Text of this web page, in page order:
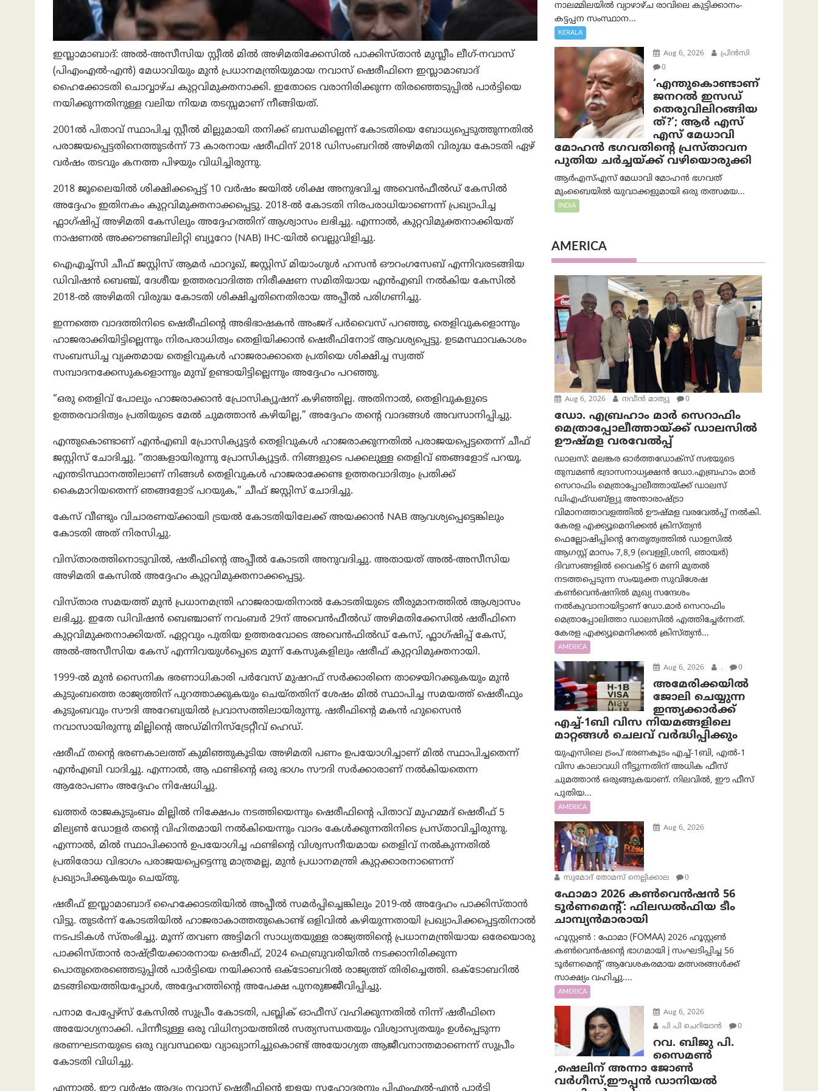
ഇസ്ലാമാബാദ്: അൽ-അസീസിയ സ്റ്റീൽ മിൽ അഴിമതിക്കേസിൽ പാക്കിസ്താന്‍ മുസ്ലീം ലീഗ്-നവാസ്
(പിഎംഎൽ-എൻ) മേധാവിയും മുൻ പ്രധാനമന്ത്രിയുമായ നവാസ് ഷെരീഫിനെ ഇസ്ലാമാബാദ്
ഹൈക്കോടതി ചൊവ്വാഴ്ച കുറ്റവിമുക്തനാക്കി. ഇതോടെ വരാനിരിക്കുന്ന തിരഞ്ഞെടുപ്പിൽ പാർട്ടിയെ
നയിക്കുന്നതിനുള്ള വലിയ നിയമ തടസ്സമാണ് നീങ്ങിയത്.
2001ൽ പിതാവ് സ്ഥാപിച്ച സ്റ്റീൽ മില്ലുമായി തനിക്ക് ബന്ധമില്ലെന്ന് കോടതിയെ ബോധ്യപ്പെടുത്തുന്നതിൽ
പരാജയപ്പെട്ടതിനെത്തുടർന്ന് 73 കാരനായ ഷരീഫിന് 2018 ഡിസംബറിൽ അഴിമതി വിരുദ്ധ കോടതി ഏഴ്
വർഷം തടവും കനത്ത പിഴയും വിധിച്ചിരുന്നു.
2018 ജൂലൈയിൽ ശിക്ഷിക്കപ്പെട്ട് 10 വർഷം ജയിൽ ശിക്ഷ അനുഭവിച്ച അവെൻഫീൽഡ് കേസിൽ
അദ്ദേഹം ഇതിനകം കുറ്റവിമുക്തനാക്കപ്പെട്ടു. 2018-ൽ കോടതി നിരപരാധിയാണെന്ന് പ്രഖ്യാപിച്ച
ഫ്ലാഗ്ഷിപ്പ് അഴിമതി കേസിലും അദ്ദേഹത്തിന് ആശ്വാസം ലഭിച്ചു. എന്നാൽ, കുറ്റവിമുക്തനാക്കിയത്
നാഷണൽ അക്കൗണ്ടബിലിറ്റി ബ്യൂറോ (NAB) IHC-യിൽ വെല്ലുവിളിച്ചു.
ഐഎച്ച്‌സി ചീഫ് ജസ്റ്റിസ് ആമർ ഫാറൂഖ്, ജസ്റ്റിസ് മിയാംഗുൾ ഹസൻ ഔറംഗസേബ് എന്നിവരടങ്ങിയ
ഡിവിഷൻ ബെഞ്ച്, ദേശീയ ഉത്തരവാദിത്ത നിരീക്ഷണ സമിതിയായ എൻഎബി നൽകിയ കേസിൽ
2018-ൽ അഴിമതി വിരുദ്ധ കോടതി ശിക്ഷിച്ചതിനെതിരായ അപ്പീൽ പരിഗണിച്ചു.
ഇന്നത്തെ വാദത്തിനിടെ ഷെരീഫിന്റെ അഭിഭാഷകൻ അംജദ് പർവൈസ് പറഞ്ഞു, തെളിവുകളൊന്നും
ഹാജരാക്കിയിട്ടില്ലെന്നും നിരപരാധിത്വം തെളിയിക്കാൻ ഷെരീഫിനോട് ആവശ്യപ്പെട്ടു. ഉടമസ്ഥാവകാശം
സംബന്ധിച്ച വ്യക്തമായ തെളിവുകൾ ഹാജരാക്കാതെ പ്രതിയെ ശിക്ഷിച്ച സ്വത്ത്
സമ്പാദനക്കേസുകളൊന്നും മുമ്പ് ഉണ്ടായിട്ടില്ലെന്നും അദ്ദേഹം പറഞ്ഞു.
“ഒരു തെളിവ് പോലും ഹാജരാക്കാൻ പ്രോസിക്യൂഷന് കഴിഞ്ഞില്ല. അതിനാൽ, തെളിവുകളുടെ
ഉത്തരവാദിത്വം പ്രതിയുടെ മേൽ ചുമത്താന്‍ കഴിയില്ല,” അദ്ദേഹം തന്റെ വാദങ്ങൾ അവസാനിപ്പിച്ചു.
എന്തുകൊണ്ടാണ് എൻഎബി പ്രോസിക്യൂട്ടർ തെളിവുകള്‍ ഹാജരാക്കുന്നതിൽ പരാജയപ്പെട്ടതെന്ന് ചീഫ്
ജസ്റ്റിസ് ചോദിച്ചു. “താങ്കളായിരുന്നു പ്രോസിക്യൂട്ടർ. നിങ്ങളുടെ പക്കലുള്ള തെളിവ് ഞങ്ങളോട് പറയൂ.
എന്തടിസ്ഥാനത്തിലാണ് നിങ്ങൾ തെളിവുകള്‍ ഹാജരാക്കേണ്ട ഉത്തരവാദിത്വം പ്രതിക്ക്
കൈമാറിയതെന്ന് ഞങ്ങളോട് പറയുക,” ചീഫ് ജസ്റ്റിസ് ചോദിച്ചു.
കേസ് വീണ്ടും വിചാരണയ്ക്കായി ട്രയൽ കോടതിയിലേക്ക് അയക്കാൻ NAB ആവശ്യപ്പെട്ടെങ്കിലും
കോടതി അത് നിരസിച്ചു.
വിസ്താരത്തിനൊടുവിൽ, ഷരീഫിന്റെ അപ്പീൽ കോടതി അനുവദിച്ചു. അതായത് അൽ-അസീസിയ
അഴിമതി കേസിൽ അദ്ദേഹം കുറ്റവിമുക്തനാക്കപ്പെട്ടു.
വിസ്താര സമയത്ത് മുൻ പ്രധാനമന്ത്രി ഹാജരായതിനാൽ കോടതിയുടെ തീരുമാനത്തിൽ ആശ്വാസം
ലഭിച്ചു. ഇതേ ഡിവിഷൻ ബെഞ്ചാണ് നവംബർ 29ന് അവെൻഫീൽഡ് അഴിമതിക്കേസിൽ ഷരീഫിനെ
കുറ്റവിമുക്തനാക്കിയത്. ഏറ്റവും പുതിയ ഉത്തരവോടെ അവെൻഫിൽഡ് കേസ്, ഫ്ലാഗ്ഷിപ്പ് കേസ്,
അൽ-അസീസിയ കേസ് എന്നിവയുൾപ്പെടെ മൂന്ന് കേസുകളിലും ഷരീഫ് കുറ്റവിമുക്തനായി.
1999-ൽ മുൻ സൈനിക ഭരണാധികാരി പർവേസ് മുഷറഫ് സർക്കാരിനെ താഴെയിറക്കുകയും മുൻ
കുടുംബത്തെ രാജ്യത്തിന് പുറത്താക്കുകയും ചെയ്തതിന് ശേഷം മിൽ സ്ഥാപിച്ച സമയത്ത് ഷെരീഫും
കുടുംബവും സൗദി അറേബ്യയിൽ പ്രവാസത്തിലായിരുന്നു. ഷരീഫിന്റെ മകൻ ഹുസൈൻ
നവാസായിരുന്നു മില്ലിന്റെ അഡ്മിനിസ്‌ട്രേറ്റീവ് ഹെഡ്.
ഷരീഫ് തന്റെ ഭരണകാലത്ത് കുമിഞ്ഞുകൂടിയ അഴിമതി പണം ഉപയോഗിച്ചാണ് മിൽ സ്ഥാപിച്ചതെന്ന്
എൻഎബി വാദിച്ചു. എന്നാല്‍, ആ ഫണ്ടിന്റെ ഒരു ഭാഗം സൗദി സർക്കാരാണ് നൽകിയതെന്ന
ആരോപണം അദ്ദേഹം നിഷേധിച്ചു.
ഖത്തർ രാജകുടുംബം മില്ലിൽ നിക്ഷേപം നടത്തിയെന്നും ഷെരീഫിന്റെ പിതാവ് മുഹമ്മദ് ഷെരീഫ് 5
മില്യൺ ഡോളർ തന്റെ വിഹിതമായി നൽകിയെന്നും വാദം കേൾക്കുന്നതിനിടെ പ്രസ്താവിച്ചിരുന്നു.
എന്നാല്‍, മിൽ സ്ഥാപിക്കാൻ ഉപയോഗിച്ച ഫണ്ടിന്റെ വിശ്വസനീയമായ തെളിവ് നൽകുന്നതിൽ
പ്രതിരോധ വിഭാഗം പരാജയപ്പെട്ടെന്നു മാത്രമല്ല, മുൻ പ്രധാനമന്ത്രി കുറ്റക്കാരനാണെന്ന്
പ്രഖ്യാപിക്കുകയും ചെയ്തു.
ഷരീഫ് ഇസ്ലാമാബാദ് ഹൈക്കോടതിയിൽ അപ്പീൽ സമർപ്പിച്ചെങ്കിലും 2019-ൽ അദ്ദേഹം പാക്കിസ്താന്‍
വിട്ടു. തുടര്‍ന്ന് കോടതിയിൽ ഹാജരാകാത്തതുകൊണ്ട് ഒളിവിൽ കഴിയുന്നതായി പ്രഖ്യാപിക്കപ്പെട്ടതിനാൽ
നടപടികൾ സ്തംഭിച്ചു. മൂന്ന് തവണ അട്ടിമറി സാധ്യതയുള്ള രാജ്യത്തിന്റെ പ്രധാനമന്ത്രിയായ ഒരേയൊരു
പാക്കിസ്താന്‍ രാഷ്ട്രീയക്കാരനായ ഷെരീഫ്, 2024 ഫെബ്രുവരിയിൽ നടക്കാനിരിക്കുന്ന
പൊതുതെരഞ്ഞെടുപ്പിൽ പാർട്ടിയെ നയിക്കാൻ ഒക്ടോബറിൽ രാജ്യത്ത് തിരിച്ചെത്തി. ഒക്ടോബറിൽ
മടങ്ങിയെത്തിയപ്പോൾ, അദ്ദേഹത്തിന്റെ അപേക്ഷ പുനരുജ്ജീവിപ്പിച്ചു.
പനാമ പേപ്പേഴ്‌സ് കേസിൽ സുപ്രീം കോടതി, പബ്ലിക് ഓഫീസ് വഹിക്കുന്നതിൽ നിന്ന് ഷരീഫിനെ
അയോഗ്യനാക്കി. പിന്നീടുള്ള ഒരു വിധിന്യായത്തിൽ സത്യസന്ധതയും വിശ്വാസ്യതയും ഉൾപ്പെടുന്ന
ഭരണഘടനയുടെ ഒരു വ്യവസ്ഥയെ വ്യാഖ്യാനിച്ചുകൊണ്ട് അയോഗ്യത ആജീവനാന്തമാണെന്ന് സുപ്രീം
കോടതി വിധിച്ചു.
നാലമ്മിലയിൽ വ്യാഴാഴ്ച രാവിലെ കുട്ടിക്കാനം-
കട്ടപ്പന സംസ്ഥാന...
KERALA
Aug 6, 2026
പ്രിന്‍സി
0
‘എന്തുകൊണ്ടാണ്
ജനറൽ ഇസഡ്
തെരുവിലിറങ്ങിയ
ത്?’; ആര്‍ എസ്
എസ് മേധാവി
മോഹൻ ഭഗവതിന്റെ പ്രസ്താവന
പുതിയ ചര്‍ച്ചയ്ക്ക് വഴിയൊരുക്കി
ആർ‌എസ്‌എസ് മേധാവി മോഹൻ ഭഗവത്
മുംബൈയിൽ യുവാക്കളുമായി ഒരു തത്സമയ...
INDIA
AMERICA
Aug 6, 2026 നവീൻ മാത്യു 0
ഡോ. എബ്രഹാം മാർ സെറാഫിം
മെത്രാപ്പോലീത്തായ്ക്ക് ഡാലസിൽ
ഊഷ്മള വരവേൽപ്പ്
ഡാലസ്: മലങ്കര ഓർത്തഡോക്സ് സഭയുടെ
തുമ്പമൺ ഭദ്രാസനാധ്യക്ഷൻ ഡോ.എബ്രഹാം മാർ
സെറാഫിം മെത്രാപ്പോലീത്തായ്ക്ക് ഡാലസ്
ഡിഎഫ്ഡബ്ള്യു അന്താരാഷ്ട്രാ
വിമാനത്താവളത്തിൽ ഊഷ്മള വരവേൽപ്പ് നൽകി.
കേരള എക്ക്യൂമെനിക്കൽ ക്രിസ്ത്യൻ
ഫെല്ലോഷിപ്പിന്റെ നേതൃത്വത്തിൽ ഡാളസിൽ
ആഗസ്റ്റ് മാസം 7,8,9 (വെള്ളി,ശനി, ഞായർ)
ദിവസങ്ങളിൽ വൈകിട്ട് 6 മണി മുതൽ
നടത്തപ്പെടുന്ന സംയുക്ത സുവിശേഷ
കൺവെൻഷനിൽ മുഖ്യ സന്ദേശം
നൽകുവാനായിട്ടാണ് ഡോ.മാർ സെറാഫിം
മെത്രാപ്പോലിത്താ ഡാലസിൽ എത്തിച്ചേർന്നത്.
കേരള എക്ക്യൂമെനിക്കൽ ക്രിസ്ത്യൻ...
AMERICA
Aug 6, 2026 . 0
അമേരിക്കയില്‍
ജോലി ചെയ്യുന്ന
ഇന്ത്യക്കാർക്ക്
എച്ച്-1ബി വിസ നിയമങ്ങളിലെ
മാറ്റങ്ങൾ ചെലവ് വർദ്ധിപ്പിക്കും
യുഎസിലെ ട്രംപ് ഭരണകൂടം എച്ച്-1ബി, എൽ-1
വിസ കാലാവധി നീട്ടുന്നതിന് അധിക ഫീസ്
ചുമത്താൻ ഒരുങ്ങുകയാണ്. നിലവിൽ, ഈ ഫീസ്
പുതിയ...
AMERICA
Aug 6, 2026
സുമോദ് തോമസ് നെല്ലിക്കാല 0
ഫോമാ 2026 കൺവെൻഷൻ 56
ടൂർണമെന്റ്: ഫിലഡൽഫിയ ടീം
ചാമ്പ്യൻമാരായി
ഹൂസ്റ്റൺ : ഫോമാ (FOMAA) 2026 ഹൂസ്റ്റൺ
കൺവെൻഷന്റെ ഭാഗമായി j സംഘടിപ്പിച്ച 56
ടൂർണമെന്റ് ആവേശകരമായ മത്സരങ്ങൾക്ക്
സാക്ഷ്യം വഹിച്ചു....
AMERICA
Aug 6, 2026
പി പി ചെറിയാൻ
0
റവ. ബിജു പി.
സൈമൺ
,ഷെലിന് അന്നാ ജോൺ
വർഗീസ്,ഈപ്പൻ ഡാനിയൽ